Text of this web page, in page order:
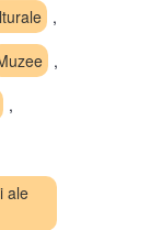
,
,
,
ale